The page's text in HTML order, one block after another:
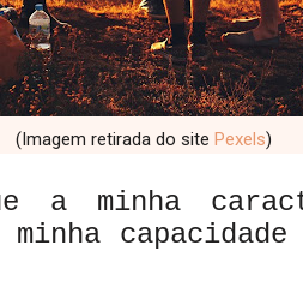
(Imagem retirada do site Pexels)
a minha
capacidade